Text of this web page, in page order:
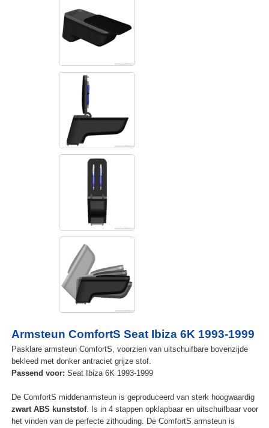
Armsteun ComfortS Seat Ibiza 6K 1993-1999
Pasklare armsteun ComfortS, voorzien van uitschuifbare bovenzijde
bekleed met donker antraciet grijze stof.
Passend voor: Seat Ibiza 6K 1993-1999
De ComfortS middenarmsteun is geproduceerd van sterk hoogwaardig
zwart ABS kunststof. Is in 4 stappen opklapbaar en uitschuifbaar voor
het vinden van de perfecte zithouding. De ComfortS armsteun is